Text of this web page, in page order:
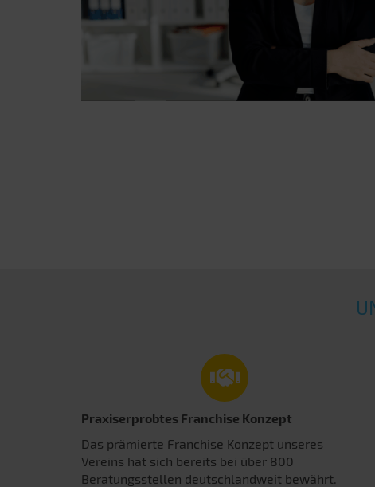
Praxiserprobtes Franchise Konzept
Das prämierte Franchise Konzept unseres
Vereins hat sich bereits bei über 800
Beratungsstellen deutschlandweit bewährt.